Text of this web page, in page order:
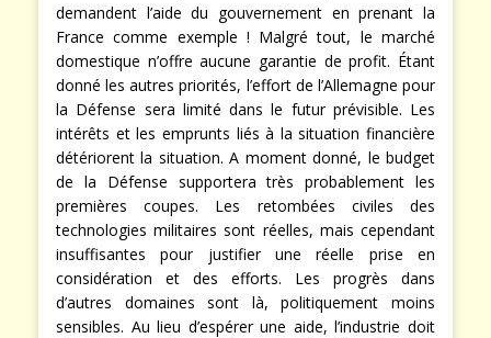
renforcement purement national, bien qu’ils
demandent l’aide du gouvernement en prenant la
France comme exemple ! Malgré tout, le marché
domestique n’offre aucune garantie de profit. Étant
donné les autres priorités, l’effort de l’Allemagne pour
la Défense sera limité dans le futur prévisible. Les
intérêts et les emprunts liés à la situation financière
détériorent la situation. A moment donné, le budget
de la Défense supportera très probablement les
premières coupes. Les retombées civiles des
technologies militaires sont réelles, mais cependant
insuffisantes pour justifier une réelle prise en
considération et des efforts. Les progrès dans
d’autres domaines sont là, politiquement moins